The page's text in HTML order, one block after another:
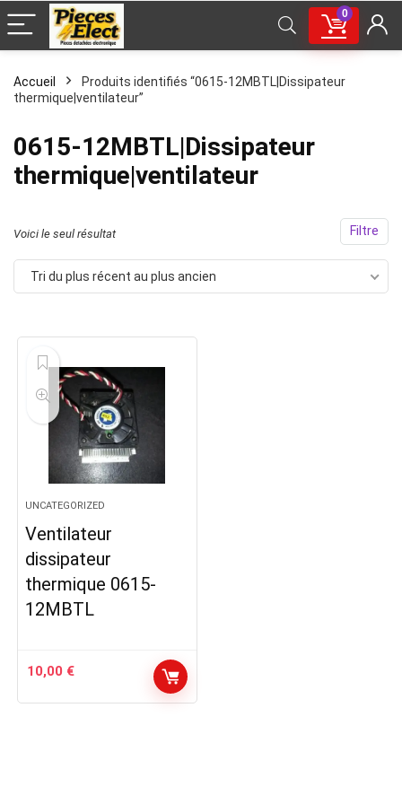
0
Accueil
Produits identifiés “0615-12MBTL|Dissipateur
thermique|ventilateur”
0615-12MBTL|Dissipateur
thermique|ventilateur
Filtre
Voici le seul résultat
Tri du plus récent au plus ancien
UNCATEGORIZED
Ventilateur
dissipateur
thermique 0615-
12MBTL
10,00 €